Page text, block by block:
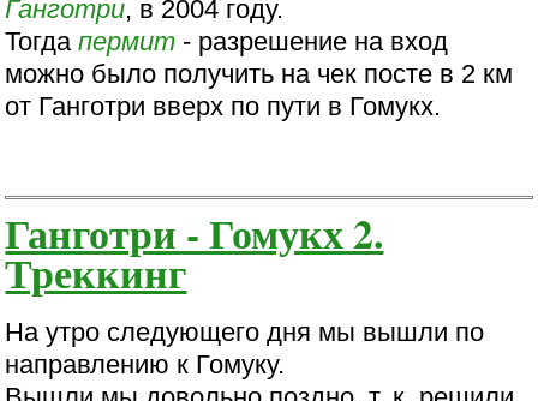
Ганготри, в 2004 году.
Тогдапермит - разрешение на вход
можно было получить на чек посте в 2 км
от Ганготри вверх по пути в Гомукх.
Ганготри - Гомукх 2.
Треккинг
На утро следующего дня мы вышли по
направлению к Гомуку.